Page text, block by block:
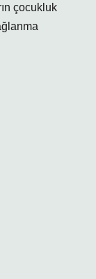
çocukluk